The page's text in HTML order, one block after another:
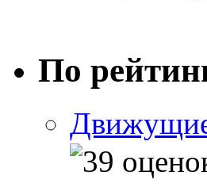
По